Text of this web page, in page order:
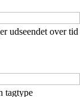
udseendet over tid
tagtype